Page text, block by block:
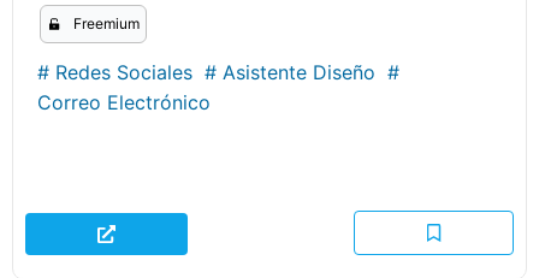
Freemium
# Redes Sociales # Asistente Diseño #
Correo Electrónico